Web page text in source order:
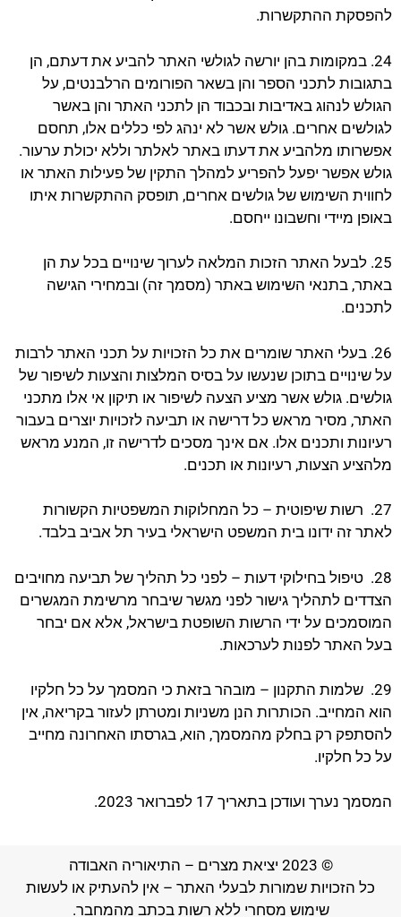
להפסקת ההתקשרות.
24. במקומות בהן יורשה לגולשי האתר להביע את דעתם, הן
בתגובות לתכני הספר והן בשאר הפורומים הרלבנטים, על
הגולש לנהוג באדיבות ובכבוד הן לתכני האתר והן באשר
לגולשים אחרים. גולש אשר לא ינהג לפי כללים אלו, תחסם
אפשרותו מלהביע את דעתו באתר לאלתר וללא יכולת ערעור.
גולש אפשר יפעל להפריע למהלך התקין של פעילות האתר או
לחווית השימוש של גולשים אחרים, תופסק ההתקשרות איתו
באופן מיידי וחשבונו ייחסם.
25. לבעל האתר הזכות המלאה לערוך שינויים בכל עת הן
באתר, בתנאי השימוש באתר (מסמך זה) ובמחירי הגישה
לתכנים.
26. בעלי האתר שומרים את כל הזכויות על תכני האתר לרבות
על שינויים בתוכן שנעשו על בסיס המלצות והצעות לשיפור של
גולשים. גולש אשר מציע הצעה לשיפור או תיקון אי אלו מתכני
האתר, מסיר מראש כל דרישה או תביעה לזכויות יוצרים בעבור
רעיונות ותכנים אלו. אם אינך מסכים לדרישה זו, המנע מראש
מלהציע הצעות, רעיונות או תכנים.
27. רשות שיפוטית – כל המחלוקות המשפטיות הקשורות
לאתר זה ידונו בית המשפט הישראלי בעיר תל אביב בלבד.
28. טיפול בחילוקי דעות – לפני כל תהליך של תביעה מחויבים
הצדדים לתהליך גישור לפני מגשר שיבחר מרשימת המגשרים
המוסמכים על ידי הרשות השופטת בישראל, אלא אם יבחר
בעל האתר לפנות לערכאות.
29. שלמות התקנון – מובהר בזאת כי המסמך על כל חלקיו
הוא המחייב. הכותרות הנן משניות ומטרתן לעזור בקריאה, אין
להסתפק רק בחלק מהמסמך, הוא, בגרסתו האחרונה מחייב
על כל חלקיו.
המסמך נערך ועודכן בתאריך 17 לפברואר 2023.
© 2023 יציאת מצרים – התיאוריה האבודה
כל הזכויות שמורות לבעלי האתר – אין להעתיק או לעשות
שימוש מסחרי ללא רשות בכתב מהמחבר.